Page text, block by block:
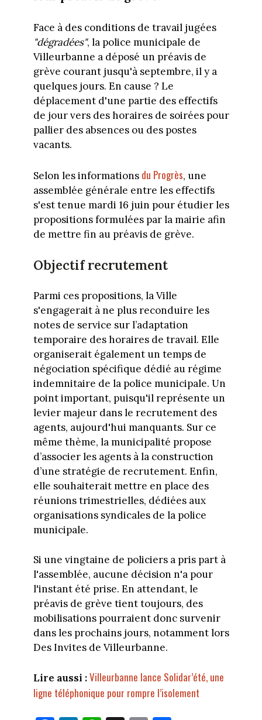
Face à des conditions de travail jugées
"dégradées", la police municipale de
Villeurbanne a déposé un préavis de
grève courant jusqu'à septembre, il y a
quelques jours. En cause ? Le
déplacement d'une partie des effectifs
de jour vers des horaires de soirées pour
pallier des absences ou des postes
vacants.
Selon les informations du Progrès, une
assemblée générale entre les effectifs
s'est tenue mardi 16 juin pour étudier les
propositions formulées par la mairie afin
de mettre fin au préavis de grève.
Objectif recrutement
Parmi ces propositions, la Ville
s'engagerait à ne plus reconduire les
notes de service sur l’adaptation
temporaire des horaires de travail. Elle
organiserait également un temps de
négociation spécifique dédié au régime
indemnitaire de la police municipale. Un
point important, puisqu'il représente un
levier majeur dans le recrutement des
agents, aujourd'hui manquants. Sur ce
même thème, la municipalité propose
d’associer les agents à la construction
d’une stratégie de recrutement. Enfin,
elle souhaiterait mettre en place des
réunions trimestrielles, dédiées aux
organisations syndicales de la police
municipale.
Si une vingtaine de policiers a pris part à
l'assemblée, aucune décision n'a pour
l'instant été prise. En attendant, le
préavis de grève tient toujours, des
mobilisations pourraient donc survenir
dans les prochains jours, notamment lors
Des Invites de Villeurbanne.
Lire aussi :Villeurbanne lance Solidar’été, une
ligne téléphonique pour rompre l’isolement